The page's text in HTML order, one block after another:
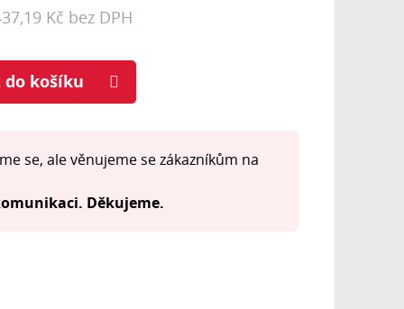
Kč bez DPH
košíku
se, ale věnujeme se zákazníkům na
Děkujeme.